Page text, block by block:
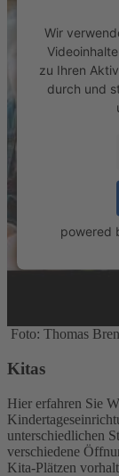
Wir
zu Ihren
durch und
powered
Foto: Thomas
Kitas
Hier erfahren Sie
unterschiedlichen
verschiedene
Kita-Plätzen